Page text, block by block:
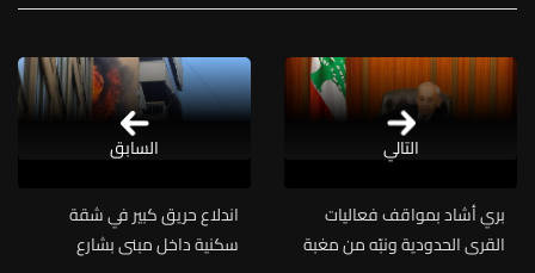
التالي
بري أشاد بمواقف فعاليات
القرى الحدودية ونبّه من مغبة
اندلاع حريق كبير في شقة
سكنية داخل مبنى بشارع
السابق